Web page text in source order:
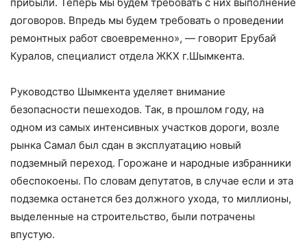
договоров. Впредь мы будем требовать о проведении
ремонтных работ своевременно», — говорит Ерубай
Куралов, специалист отдела ЖКХ г.Шымкента.
Руководство Шымкента уделяет внимание
безопасности пешеходов. Так, в прошлом году, на
одном из самых интенсивных участков дороги, возле
рынка Самал был сдан в эксплуатацию новый
подземный переход. Горожане и народные избранники
обеспокоены. По словам депутатов, в случае если и эта
подземка останется без должного ухода, то миллионы,
выделенные на строительство, были потрачены
впустую.